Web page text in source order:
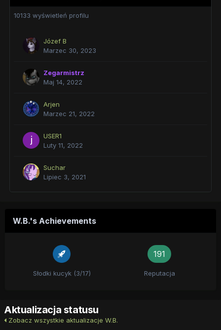
10133 wyświetleń profilu
Józef B
Marzec 30, 2023
Zegarmistrz
Maj 14, 2022
Arjen
Marzec 21, 2022
USER1
Luty 11, 2022
Suchar
Lipiec 3, 2021
W.B.'s Achievements
Słodki kucyk (3/17)
191
Reputacja
Aktualizacja statusu
Zobacz wszystkie aktualizacje W.B.